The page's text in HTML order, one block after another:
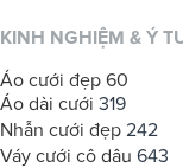
KINH NGHIỆM & Ý
Áo cưới đẹp 60
Áo dài cưới 319
Nhẫn cưới đẹp 242
Váy cưới cô dâu 643